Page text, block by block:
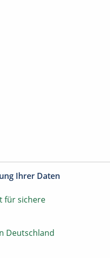
Ihrer Daten
für sichere
Deutschland